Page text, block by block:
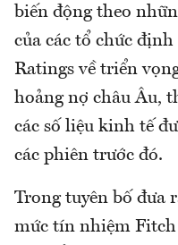
biến động theo
của các tổ chức
Ratings về triển
hoảng nợ châu Âu,
các số liệu kinh tế
các phiên trước đó.
Trong tuyên bố đưa
mức tín nhiệm Fitch